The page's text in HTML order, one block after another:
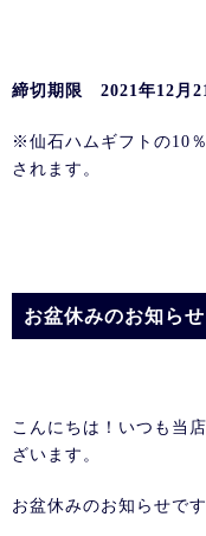
締切期限 2021年12月
※仙石ハムギフトの10
されます。
お盆休みのお知らせ
こんにちは！いつも当
ざいます。
お盆休みのお知らせです